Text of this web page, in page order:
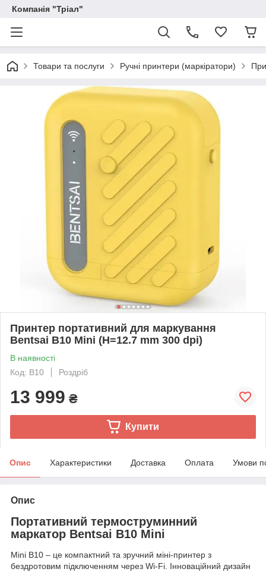
Компанія "Тріал"
Товари та послуги Ручні принтери (маркіратори)
Принтер портативний для маркування
Bentsai B10 Mini (H=12.7 mm 300 dpi)
В наявності
Код: B10
Роздріб
13 999 ₴
Купити
Опис Характеристики Доставка Оплата Умови
Опис
Портативний термоструминний
маркатор Bentsai B10 Mini
Mini B10 – це компактний та зручний міні-принтер з
бездротовим підключенням через Wi-Fi. Інноваційний дизайн